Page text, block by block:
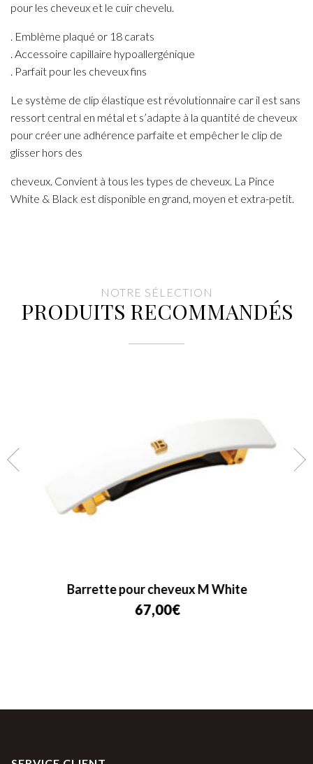
pour les cheveux et le cuir chevelu.
. Emblème plaqué or 18 carats
. Accessoire capillaire hypoallergénique
. Parfait pour les cheveux fins
Le système de clip élastique est révolutionnaire car il est sans
ressort central en métal et s’adapte à la quantité de cheveux
pour créer une adhérence parfaite et empêcher le clip de
glisser hors des
cheveux. Convient à tous les types de cheveux. La Pince
White & Black est disponible en grand, moyen et extra-petit.
NOTRE SÉLECTION
PRODUITS RECOMMANDÉS
Barrette pour cheveux M White
67,00€